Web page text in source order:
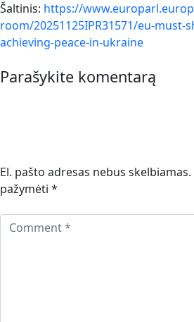
Šaltinis: https://
room/20251125IPR31571/eu-must-
achieving-peace-in-ukraine
Parašykite komentarą
El. pašto adresas nebus skelbiamas.
pažymėti *